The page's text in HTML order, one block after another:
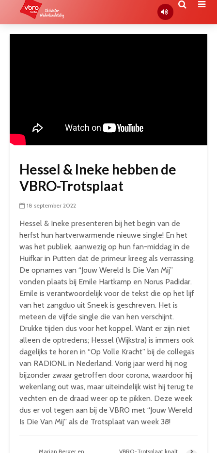
Hessel & Ineke hebben de
VBRO-Trotsplaat
18 september 2022
Hessel & Ineke presenteren bij het begin van de
herfst hun hartverwarmende nieuwe single! En het
was het publiek, aanwezig op hun fan-middag in de
Huifkar in Putten dat de primeur kreeg als verrassing.
De opnames van “Jouw Wereld Is Die Van Mij”
vonden plaats bij Emile Hartkamp en Norus Padidar.
Emile is verantwoordelijk voor de tekst die op het lijf
van het zangduo uit Sneek is geschreven. Het is
meteen de vijfde single die van hen verschijnt.
Drukke tijden dus voor het koppel. Want er zijn niet
alleen de optredens; Hessel (Wijkstra) is immers ook
dagelijks te horen in “Op Volle Kracht” bij de collega’s
van RADIONL in Nederland. Vorig jaar werd hij nog
bijzonder zwaar getroffen door corona, waardoor hij
wekenlang out was, maar uiteindelijk wist hij terug te
vechten en de draad weer op te pikken. Deze week
dus er vol tegen aan bij de VBRO met “Jouw Wereld
Is Die Van Mij” als de Trotsplaat van week 38!
Marjan Berger en
VBRO-Trotsplaat knalt